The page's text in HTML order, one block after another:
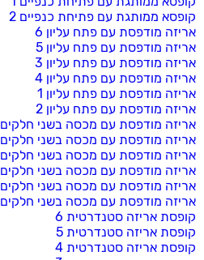
קופסא ממותגת עם פתיחת כנפיים 2
אריזה מודפסת עם פתח עליון 6
אריזה מודפסת עם פתח עליון 5
אריזה מודפסת עם פתח עליון 3
אריזה מודפסת עם פתח עליון 4
אריזה מודפסת עם פתח עליון 1
אריזה מודפסת עם פתח עליון 2
אריזה מודפסת עם מכסה בשני חלקים 6
אריזה מודפסת עם מכסה בשני חלקים 4
אריזה מודפסת עם מכסה בשני חלקים 5
אריזה מודפסת עם מכסה בשני חלקים 3
אריזה מודפסת עם מכסה בשני חלקים 1
אריזה מודפסת עם מכסה בשני חלקים 2
קופסת אריזה סטנדרטית 6
קופסת אריזה סטנדרטית 5
קופסת אריזה סטנדרטית 4